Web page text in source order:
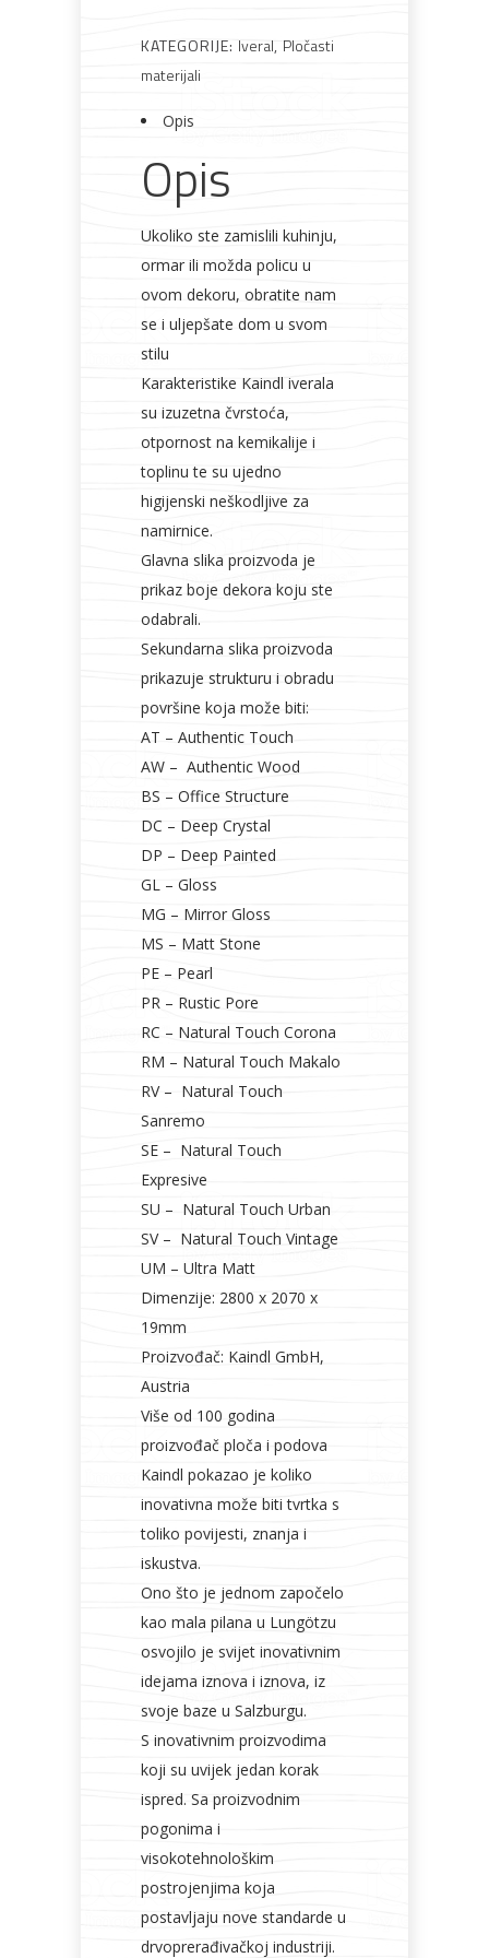
Boje i
lakovi
Građevinski
materijali
Vodomaterijal
Metalna
galanterija
Elektromaterijal
KATEGORIJE: Iveral, Pločasti
materijali
Opis
Opis
Ukoliko ste zamislili kuhinju,
ormar ili možda policu u
ovom dekoru, obratite nam
se i uljepšate dom u svom
stilu
Karakteristike Kaindl iverala
su izuzetna čvrstoća,
otpornost na kemikalije i
toplinu te su ujedno
higijenski neškodljive za
namirnice.
Glavna slika proizvoda je
prikaz boje dekora koju ste
odabrali.
Sekundarna slika proizvoda
prikazuje strukturu i obradu
površine koja može biti:
AT – Authentic Touch
AW – Authentic Wood
BS – Office Structure
DC – Deep Crystal
DP – Deep Painted
GL – Gloss
MG – Mirror Gloss
MS – Matt Stone
PE – Pearl
PR – Rustic Pore
RC – Natural Touch Corona
RM – Natural Touch Makalo
RV – Natural Touch
Sanremo
SE – Natural Touch
Expresive
SU – Natural Touch Urban
SV – Natural Touch Vintage
UM – Ultra Matt
Dimenzije: 2800 x 2070 x
19mm
Proizvođač: Kaindl GmbH,
Austria
Više od 100 godina
proizvođač ploča i podova
Kaindl pokazao je koliko
inovativna može biti tvrtka s
toliko povijesti, znanja i
iskustva.
Ono što je jednom započelo
kao mala pilana u Lungötzu
osvojilo je svijet inovativnim
idejama iznova i iznova, iz
svoje baze u Salzburgu.
S inovativnim proizvodima
koji su uvijek jedan korak
ispred. Sa proizvodnim
pogonima i
visokotehnološkim
postrojenjima koja
postavljaju nove standarde u
drvoprerađivačkoj industriji.